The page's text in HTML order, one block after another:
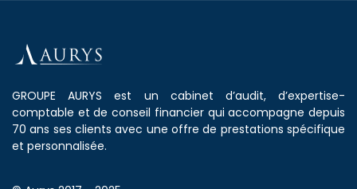
GROUPE AURYS est un cabinet d’audit, d’expertise-
comptable et de conseil financier qui accompagne depuis
70 ans ses clients avec une offre de prestations spécifique
et personnalisée.